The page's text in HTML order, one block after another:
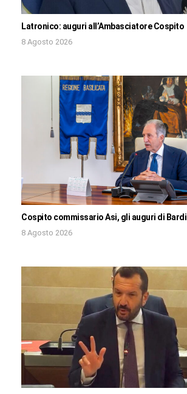
Latronico: auguri all’Ambasciatore Cospito
8 Agosto 2026
Cospito commissario Asi, gli auguri di Bardi
8 Agosto 2026